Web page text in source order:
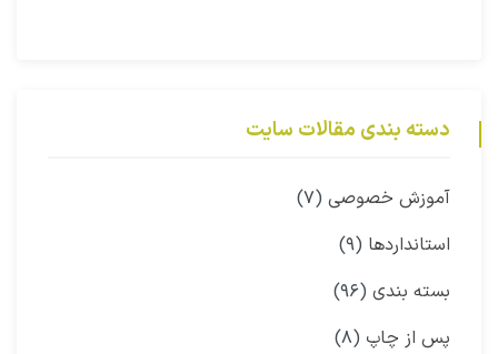
دسته بندی مقالات سایت
آموزش خصوصی (۷)
استانداردها (۹)
بسته بندی (۹۶)
پس از چاپ (۸)